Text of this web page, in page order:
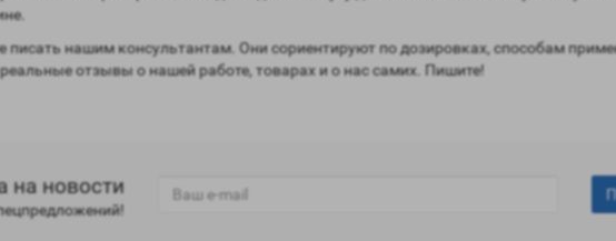
нашим консультантам. Они сориентируют по дозировках, способам
отзывы о нашей работе, товарах и о нас самих. Пишите!
на новости